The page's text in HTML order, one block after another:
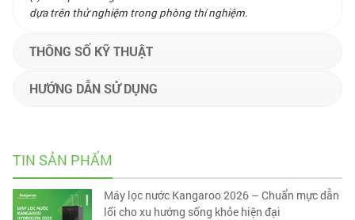
dựa trên thử nghiệm trong phòng thí nghiệm.
THÔNG SỐ KỸ THUẬT
HƯỚNG DẪN SỬ DỤNG
TIN SẢN PHẨM
Máy lọc nước Kangaroo 2026 – Chuẩn mực dẫn
lối cho xu hướng sống khỏe hiện đại